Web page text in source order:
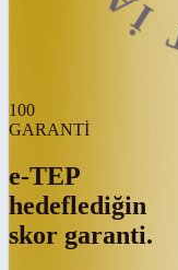
100
GARANTİ
e-TEP
hedeflediğin
skor garanti.